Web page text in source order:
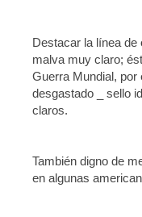
Destacar la línea
malva muy claro;
Guerra Mundial, por
desgastado _ sello
claros.
También digno de
en algunas